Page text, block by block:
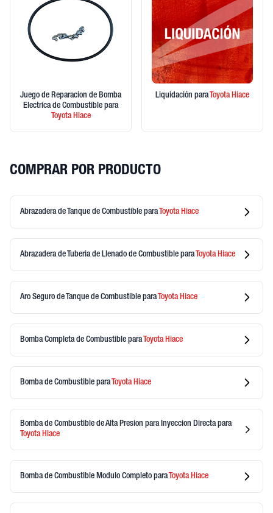
Juego de Reparacion de Bomba
Electrica de Combustible para
ToyotaHiace
Liquidación para ToyotaHiace
COMPRAR POR PRODUCTO
Abrazadera de Tanque de Combustible paraToyotaHiace
Abrazadera de Tuberia de Llenado de Combustible paraToyotaHiace
Aro Seguro de Tanque de Combustible paraToyotaHiace
Bomba Completa de Combustible paraToyotaHiace
Bomba de Combustible paraToyotaHiace
Bomba de Combustible de Alta Presion para Inyeccion Directa para
ToyotaHiace
Bomba de Combustible Modulo Completo paraToyotaHiace